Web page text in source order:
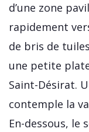
d’une zone
rapidement
de bris de
une petite
Saint-Désirat.
contemple la
En-dessous, le